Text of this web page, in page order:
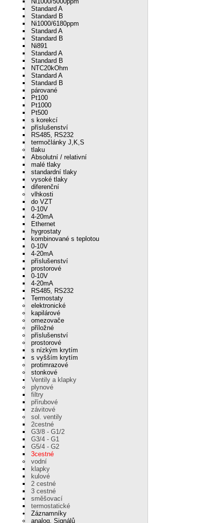
Standard A
Standard B
Ni1000/6180ppm
Standard A
Standard B
Ni891
Standard A
Standard B
NTC20kOhm
Standard A
Standard B
párované
Pt100
Pt1000
Pt500
s korekcí
příslušenství
RS485, RS232
termočlánky J,K,S
tlaku
Absolutní / relativní
malé tlaky
standardní tlaky
vysoké tlaky
diferenční
vlhkosti
do VZT
0-10V
4-20mA
Ethernet
hygrostaty
kombinované s teplotou
0-10V
4-20mA
příslušenství
prostorové
0-10V
4-20mA
RS485, RS232
Termostaty
elektronické
kapilárové
omezovače
příložné
příslušenství
prostorové
s nízkým krytím
s vyšším krytím
protimrazové
stonkové
Ventily a klapky
plynové
filtry
přírubové
závitové
sol. ventily
2cestné
G3/8 - G1/2
G3/4 - G1
G5/4 - G2
3cestné
vodní
klapky
kulové
2 cestné
3 cestné
směšovací
termostatické
Záznamníky
analog. Signálů